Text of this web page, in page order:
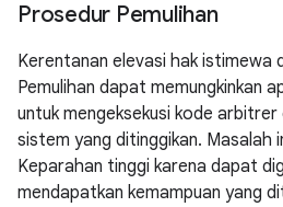
Prosedur Pemulihan
Kerentanan elevasi hak istimewa
Pemulihan dapat memungkinkan
untuk mengeksekusi kode
sistem yang ditinggikan. Masalah
Keparahan tinggi karena dapat
mendapatkan kemampuan yang